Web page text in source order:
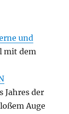
und
mit dem
Jahres der
Auge